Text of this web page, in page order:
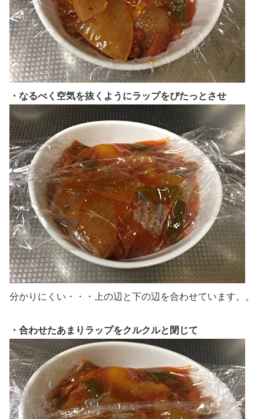
・なるべく空気を抜くようにラップをぴたっとさせ
分かりにくい・・・上の辺と下の辺を合わせています。。
・合わせたあまりラップをクルクルと閉じて